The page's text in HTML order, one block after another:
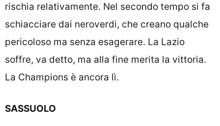
rischia relativamente. Nel secondo tempo si fa
schiacciare dai neroverdi, che creano qualche
pericoloso ma senza esagerare. La Lazio
soffre, va detto, ma alla fine merita la vittoria.
La Champions è ancora lì.
SASSUOLO